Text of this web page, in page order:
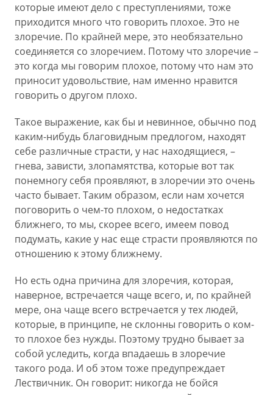
которые имеют дело с преступлениями, тоже
приходится много что говорить плохое. Это не
злоречие. По крайней мере, это необязательно
соединяется со злоречием. Потому что злоречие –
это когда мы говорим плохое, потому что нам это
приносит удовольствие, нам именно нравится
говорить о другом плохо.
Такое выражение, как бы и невинное, обычно под
каким-нибудь благовидным предлогом, находят
себе различные страсти, у нас находящиеся, –
гнева, зависти, злопамятства, которые вот так
понемногу себя проявляют, в злоречии это очень
часто бывает. Таким образом, если нам хочется
поговорить о чем-то плохом, о недостатках
ближнего, то мы, скорее всего, имеем повод
подумать, какие у нас еще страсти проявляются по
отношению к этому ближнему.
Но есть одна причина для злоречия, которая,
наверное, встречается чаще всего, и, по крайней
мере, она чаще всего встречается у тех людей,
которые, в принципе, не склонны говорить о ком-
то плохое без нужды. Поэтому трудно бывает за
собой уследить, когда впадаешь в злоречие
такого рода. И об этом тоже предупреждает
Лествичник. Он говорит: никогда не бойся